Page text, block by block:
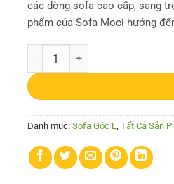
các dòng sofa cao cấp, sang
phẩm của Sofa Moci hướng
Sofa Góc MC-SG72 số lượng
Danh mục: Sofa Góc L, Tất Cả Sản